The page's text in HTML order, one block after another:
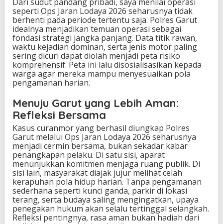
seperti Ops Jaran Lodaya 2026 seharusnya tidak
berhenti pada periode tertentu saja. Polres Garut
idealnya menjadikan temuan operasi sebagai
fondasi strategi jangka panjang. Data titik rawan,
waktu kejadian dominan, serta jenis motor paling
sering dicuri dapat diolah menjadi peta risiko
komprehensif. Peta ini lalu disosialisasikan kepada
warga agar mereka mampu menyesuaikan pola
pengamanan harian.
Menuju Garut yang Lebih Aman:
Refleksi Bersama
Kasus curanmor yang berhasil diungkap Polres
Garut melalui Ops Jaran Lodaya 2026 seharusnya
menjadi cermin bersama, bukan sekadar kabar
penangkapan pelaku. Di satu sisi, aparat
menunjukkan komitmen menjaga ruang publik. Di
sisi lain, masyarakat diajak jujur melihat celah
kerapuhan pola hidup harian. Tanpa pengamanan
sederhana seperti kunci ganda, parkir di lokasi
terang, serta budaya saling mengingatkan, upaya
penegakan hukum akan selalu tertinggal selangkah.
Refleksi pentingnya, rasa aman bukan hadiah dari